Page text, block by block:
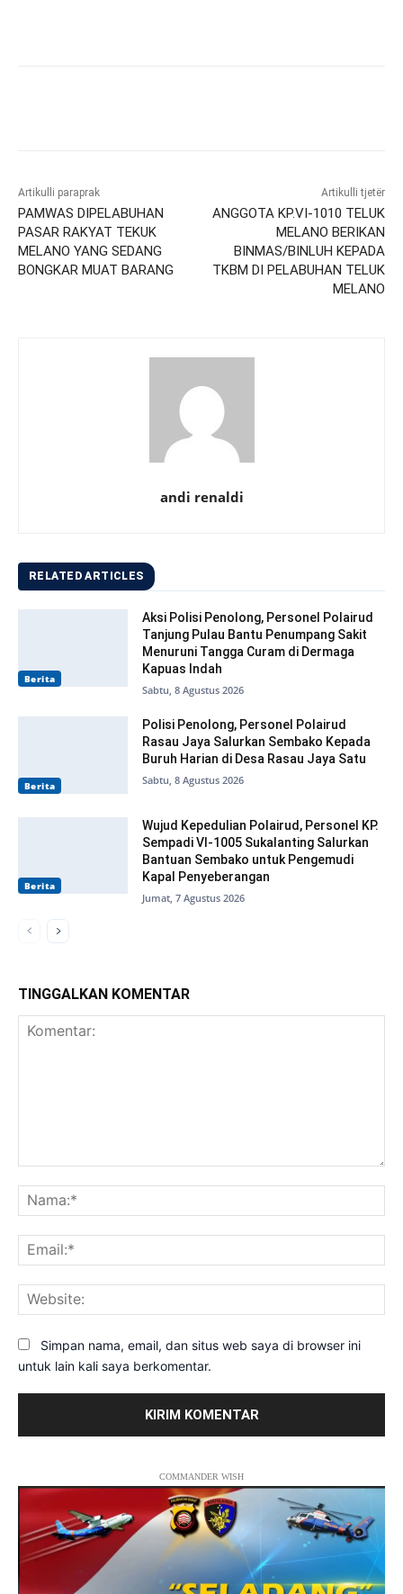
Artikulli paraprak
PAMWAS DIPELABUHAN
PASAR RAKYAT TEKUK
MELANO YANG SEDANG
BONGKAR MUAT BARANG
Artikulli tjetër
ANGGOTA KP.VI-1010 TELUK
MELANO BERIKAN
BINMAS/BINLUH KEPADA
TKBM DI PELABUHAN TELUK
MELANO
andi renaldi
RELATED ARTICLES
Berita
Aksi Polisi Penolong, Personel Polairud
Tanjung Pulau Bantu Penumpang Sakit
Menuruni Tangga Curam di Dermaga
Kapuas Indah
Sabtu, 8 Agustus 2026
Berita
Polisi Penolong, Personel Polairud
Rasau Jaya Salurkan Sembako Kepada
Buruh Harian di Desa Rasau Jaya Satu
Sabtu, 8 Agustus 2026
Berita
Wujud Kepedulian Polairud, Personel KP.
Sempadi VI-1005 Sukalanting Salurkan
Bantuan Sembako untuk Pengemudi
Kapal Penyeberangan
Jumat, 7 Agustus 2026
TINGGALKAN KOMENTAR
Simpan nama, email, dan situs web saya di browser ini
untuk lain kali saya berkomentar.
COMMANDER WISH